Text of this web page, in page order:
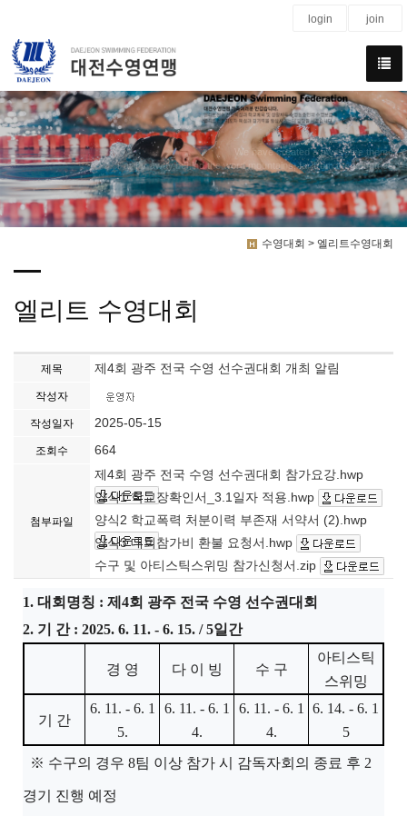
login join
We have created a awesome theme
Far far away,behind the word mountains, far from the countries
수영대회 > 엘리트수영대회
엘리트 수영대회
제목 제4회 광주 전국 수영 선수권대회 개최 알림
작성자
작성일자 2025-05-15
조회수 664
첨부파일
제4회 광주 전국 수영 선수권대회 참가요강.hwp
양식1 학교장확인서_3.1일자 적용.hwp
양식2 학교폭력 처분이력 부존재 서약서 (2).hwp
양식3 대회참가비 환불 요청서.hwp
수구 및 아티스틱스위밍 참가신청서.zip
1. 대회명칭 : 제 4회 광주 전국 수영 선수권대회
2. 기 간 : 2025. 6. 11. - 6. 15. / 5일간
경 영 다 이 빙 수 구
아티스틱
스위밍
기 간
6. 11. - 6. 1
5.
6. 11. - 6. 1
4.
6. 11. - 6. 1
4.
6. 14. - 6. 1
5
※ 수구의 경우 8팀 이상 참가 시 감독자회의 종료 후 2
경기 진행 예정